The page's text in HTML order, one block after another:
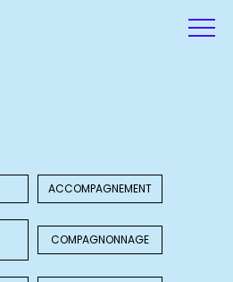
ACCOMPAGNEMENT
COMPAGNONNAGE